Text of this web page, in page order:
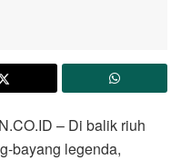
– Di balik riuh
bayang legenda,